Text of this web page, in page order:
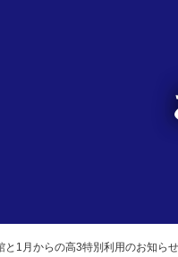
と1月からの高3特別利用のお知らせ